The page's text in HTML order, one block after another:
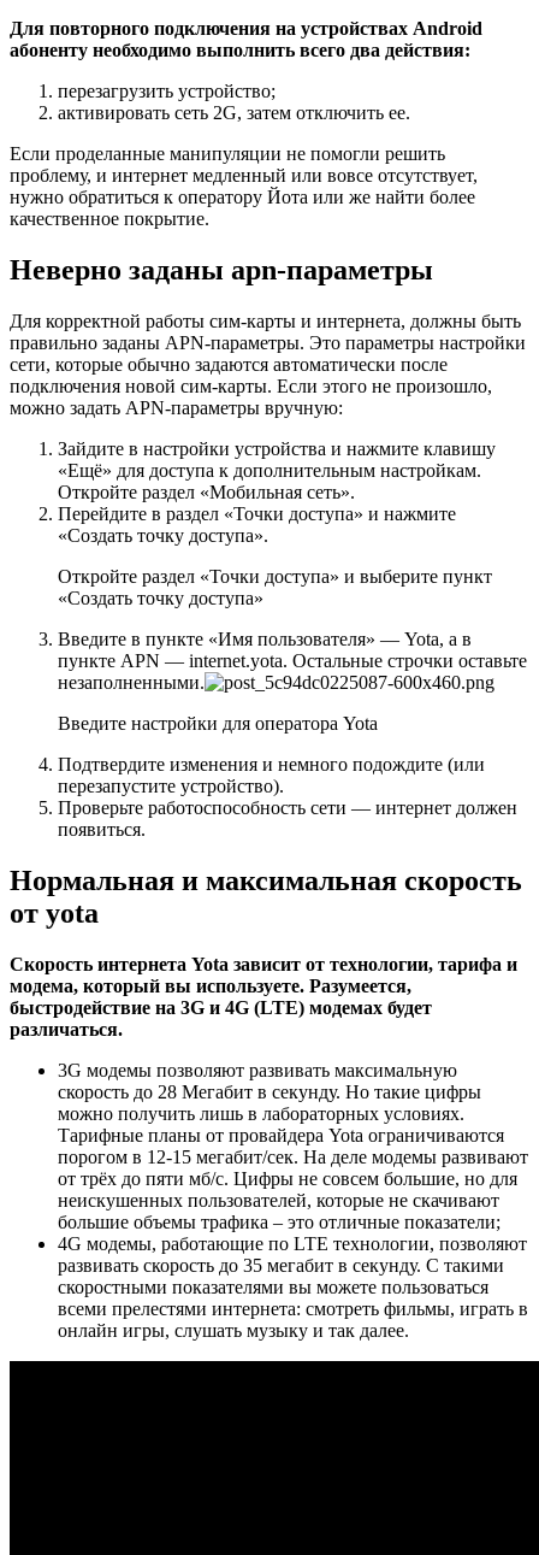
Для повторного подключения на устройствах Android
абоненту необходимо выполнить всего два действия:
перезагрузить устройство;
активировать сеть 2G, затем отключить ее.
Если проделанные манипуляции не помогли решить
проблему, и интернет медленный или вовсе отсутствует,
нужно обратиться к оператору Йота или же найти более
качественное покрытие.
Неверно заданы apn-параметры
Для корректной работы сим-карты и интернета, должны быть
правильно заданы APN-параметры. Это параметры настройки
сети, которые обычно задаются автоматически после
подключения новой сим-карты. Если этого не произошло,
можно задать APN-параметры вручную:
Зайдите в настройки устройства и нажмите клавишу
«Ещё» для доступа к дополнительным настройкам.
Откройте раздел «Мобильная сеть».
Перейдите в раздел «Точки доступа» и нажмите
«Создать точку доступа».
Откройте раздел «Точки доступа» и выберите пункт
«Создать точку доступа»
Введите в пункте «Имя пользователя» — Yota, а в
пункте APN — internet.yota. Остальные строчки оставьте
незаполненными.
Введите настройки для оператора Yota
Подтвердите изменения и немного подождите (или
перезапустите устройство).
Проверьте работоспособность сети — интернет должен
появиться.
Нормальная и максимальная скорость
от yota
Скорость интернета Yota зависит от технологии, тарифа и
модема, который вы используете. Разумеется,
быстродействие на 3G и 4G (LTE) модемах будет
различаться.
3G модемы позволяют развивать максимальную
скорость до 28 Мегабит в секунду. Но такие цифры
можно получить лишь в лабораторных условиях.
Тарифные планы от провайдера Yota ограничиваются
порогом в 12-15 мегабит/сек. На деле модемы развивают
от трёх до пяти мб/с. Цифры не совсем большие, но для
неискушенных пользователей, которые не скачивают
большие объемы трафика – это отличные показатели;
4G модемы, работающие по LTE технологии, позволяют
развивать скорость до 35 мегабит в секунду. С такими
скоростными показателями вы можете пользоваться
всеми прелестями интернета: смотреть фильмы, играть в
онлайн игры, слушать музыку и так далее.